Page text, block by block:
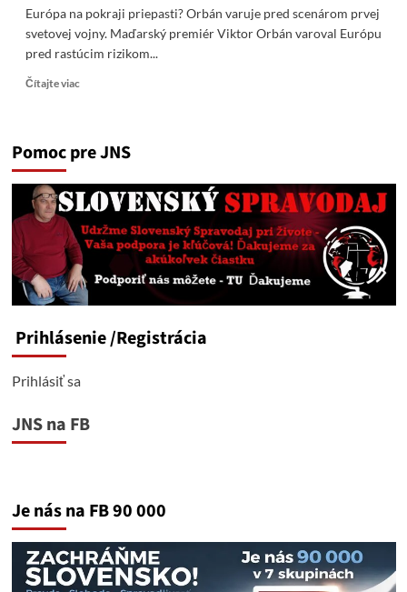
Európa na pokraji priepasti? Orbán varuje pred scenárom prvej
svetovej vojny. Maďarský premiér Viktor Orbán varoval Európu
pred rastúcim rizikom...
Čítajte viacRead
na
priepasti?
Orbán
pred
scenárom
prvej
svetovej
vojny
Pomoc pre JNS
Prihlásenie/Registrácia
Prihlásiť sa
JNS na FB
Je nás na FB 90 000